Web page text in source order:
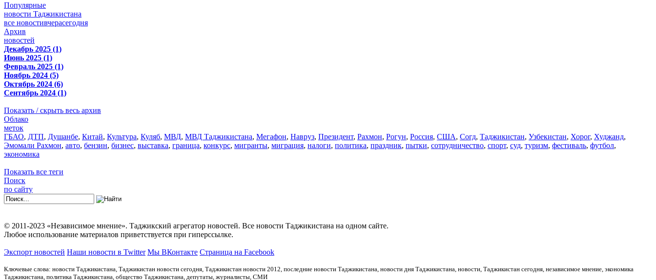
Популярные
новости Таджикистана
все новостивчерасегодня
Архив
новостей
Декабрь 2025 (1)
Июнь 2025 (1)
Февраль 2025 (1)
Ноябрь 2024 (5)
Октябрь 2024 (6)
Сентябрь 2024 (1)
Показать / скрыть весь архив
Облако
меток
ГБАО, ДТП, Душанбе, Китай, Культура, Куляб, МВД, МВД Таджикистана, Мегафон, Навруз, Президент, Рахмон, Рогун, Россия, США, Согд, Таджикистан, Узбекистан, Хорог, Худжанд,
Эмомали Рахмон, авто, бензин, бизнес, выставка, граница, конкурс, мигранты, миграция, налоги, политика, праздник, пытки, сотрудничество, спорт, суд, туризм, фестиваль, футбол,
экономика
Показать все теги
Поиск
по сайту
© 2011-2023 «Независимое мнение». Таджикский агрегатор новостей. Все новости Таджикистана на одном сайте.
Любое использование материалов приветствуется при гиперссылке.
Экспорт новостей Наши новости в Twitter Мы ВКонтакте Страница на Facebook
Ключевые слова: новости Таджикистана, Таджикистан новости сегодня, Таджикистан новости 2012, последние новости Таджикистана, новости дня Таджикистана, новости, Таджикистан сегодня, независимое мнение, экономика
Таджикистана, политика Таджикистана, общество Таджикистана, депутаты, журналисты, СМИ